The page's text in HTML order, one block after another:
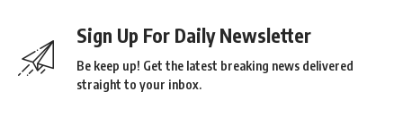
Sign Up For Daily Newsletter
Be keep up! Get the latest breaking news delivered
straight to your inbox.